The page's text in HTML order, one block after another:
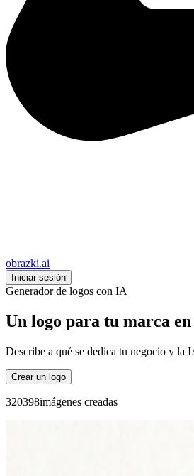
obrazki.ai
Iniciar sesión
Generador de logos con IA
Un logo para tu marca en
Describe a qué se dedica tu negocio y la
Crear un logo
320398imágenes creadas